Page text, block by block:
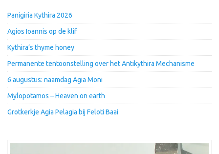
Panigiria Kythira 2026
Agios Ioannis op de klif
Kythira’s thyme honey
Permanente tentoonstelling over het Antikythira Mechanisme
6 augustus: naamdag Agia Moni
Mylopotamos – Heaven on earth
Grotkerkje Agia Pelagia bij Feloti Baai